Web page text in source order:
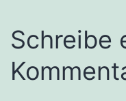
Schreibe